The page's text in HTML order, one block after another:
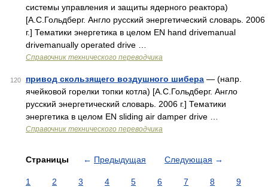
системы управления и защиты ядерного реактора)
[А.С.Гольдберг. Англо русский энергетический словарь. 2006
г.] Тематики энергетика в целом EN hand drivemanual
drivemanually operated drive …
Справочник технического переводчика
120 привод скользящего воздушного шибера — (напр.
ячейковой горелки топки котла) [А.С.Гольдберг. Англо
русский энергетический словарь. 2006 г.] Тематики
энергетика в целом EN sliding air damper drive …
Справочник технического переводчика
Страницы ← Предыдущая Следующая →
1 2 3 4 5 6 7 8
9